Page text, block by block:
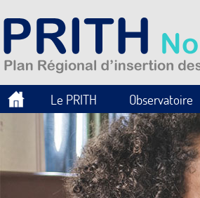
Le PRITH Observatoire